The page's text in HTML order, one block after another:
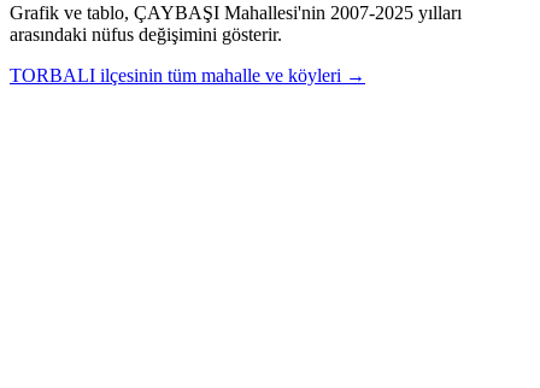
Grafik ve tablo, ÇAYBAŞI Mahallesi'nin 2007-2025 yılları
arasındaki nüfus değişimini gösterir.
TORBALI ilçesinin tüm mahalle ve köyleri →